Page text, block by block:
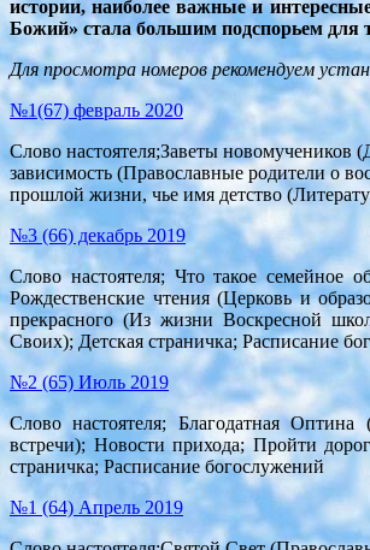
истории, наиболее важные и
Божий» стала большим подспорьем для
Для просмотра номеров рекомендуем
№1(67) февраль 2020
Слово настоятеля;Заветы
зависимость (Православные родители о
прошлой жизни, чье имя детство
№3 (66) декабрь 2019
Слово настоятеля; Что такое
Рождественские чтения (Церковь и
прекрасного (Из жизни Воскресной
Своих); Детская страничка; Расписание
№2 (65) Июль 2019
Слово настоятеля; Благодатная
встречи); Новости прихода; Пройти
страничка; Расписание богослужений
№1 (64) Апрель 2019